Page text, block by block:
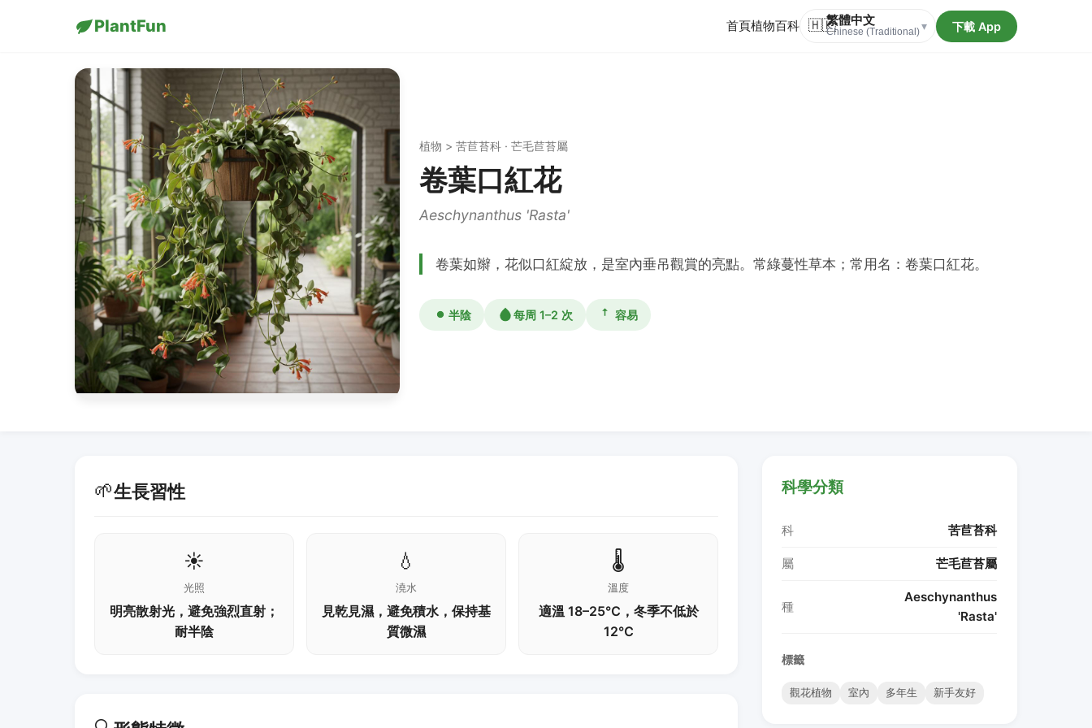
PlantFun 首頁植物百科 🇭🇰繁體中文
Chinese (Traditional)▾ 下載 App
植物 > 苦苣苔科 · 芒毛苣苔屬
卷葉口紅花
Aeschynanthus 'Rasta'
卷葉如辮，花似口紅綻放，是室內垂吊觀賞的亮點。常綠蔓性草本；常用名：卷葉口紅花。
半陰 每周 1–2 次 容易
🌱生長習性
☀️
光照
明亮散射光，避免強烈直射；
耐半陰
💧
澆水
見乾見濕，避免積水，保持基
質微濕
🌡️
溫度
適溫 18–25℃，冬季不低於
12℃
科學分類
科 苦苣苔科
屬 芒毛苣苔屬
種
Aeschynanthus
'Rasta'
標籤
觀花植物 室內 多年生 新手友好